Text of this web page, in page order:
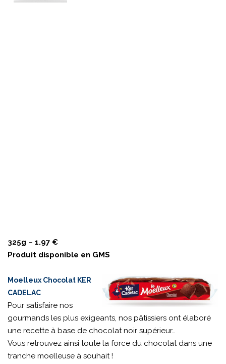
325g – 1.97 €
Produit disponible en GMS
Moelleux Chocolat KER
CADELAC
Pour satisfaire nos
gourmands les plus exigeants, nos pâtissiers ont élaboré
une recette à base de chocolat noir supérieur…
Vous retrouvez ainsi toute la force du chocolat dans une
tranche moelleuse à souhait !